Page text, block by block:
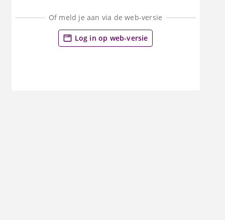
Of meld je aan via de web-versie
Log in op web-versie